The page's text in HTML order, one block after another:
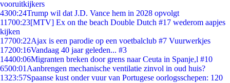
vooruitkijkers
4300:24Trump wil dat J.D. Vance hem in 2028 opvolgt
11700:23[MTV] Ex on the beach Double Dutch #17 wederom aapjes
kijken
17700:22Ajax is een parodie op een voetbalclub #7 Vuurwerkjes
17200:16Vandaag 40 jaar geleden... #3
14400:06Migranten breken door grens naar Ceuta in Spanje,l #10
6500:01 Aanbrengen mechanische ventilatie zinvol in oud huis?
1323:57Spaanse kust onder vuur van Portugese oorlogsschepen: 120